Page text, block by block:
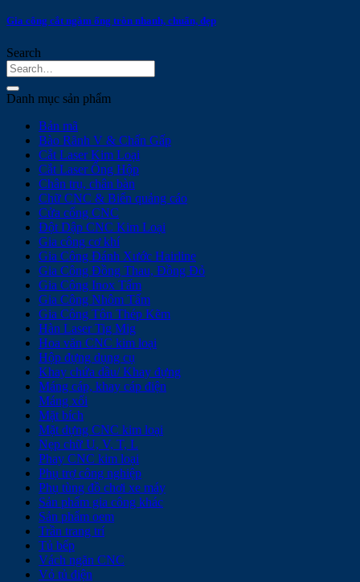
Gia công cắt ngàm ống tròn nhanh, chuẩn, đẹp
Search
Danh mục sản phẩm
Bản mã
Bào Rãnh V & Chấn Gấp
Cắt Laser Kim Loại
Cắt Laser Ống Hộp
Chân trụ, chân bàn
Chữ CNC & Biển quảng cáo
Cửa cổng CNC
Đột Dập CNC Kim Loại
Gia công cơ khí
Gia Công Đánh Xước Hairline
Gia Công Đồng Thau, Đồng Đỏ
Gia Công Inox Tấm
Gia Công Nhôm Tấm
Gia Công Tôn Thép Kẽm
Hàn Laser Tig Mig
Hoa văn CNC kim loại
Hộp đựng dụng cụ
Khay chứa dầu/ Khay đựng
Máng cáp, khay cáp điện
Máng xối
Mặt bích
Mặt dựng CNC kim loại
Nẹp chữ U, V, T, L
Phay CNC kim loại
Phụ trợ công nghiệp
Phụ tùng đồ chơi xe máy
Sản phẩm gia công khác
Sản phẩm oem
Trần trang trí
Tủ bếp
Vách ngăn CNC
Vỏ tủ điện